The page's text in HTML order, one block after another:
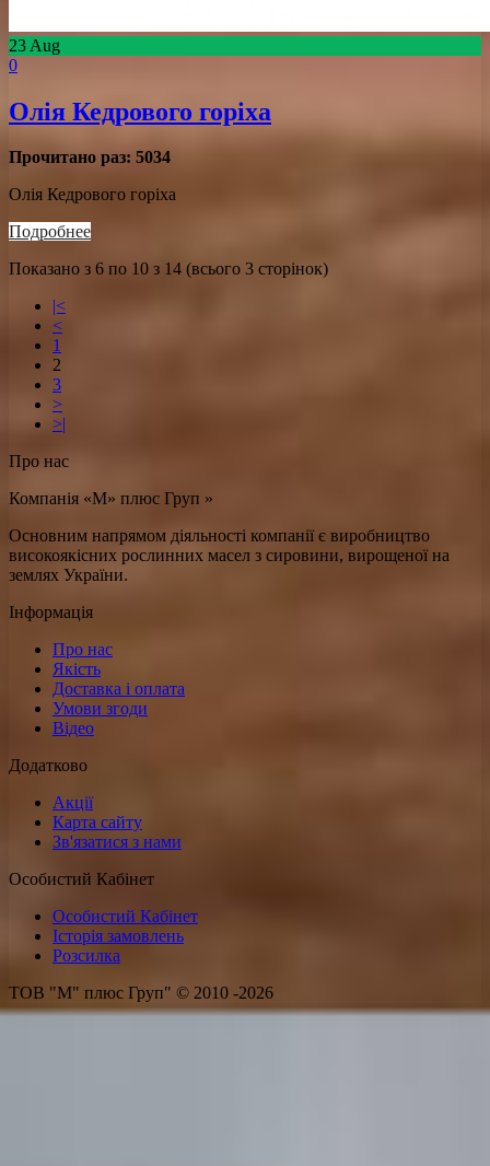
23 Aug
0
Олія Кедрового горіха
Прочитано раз: 5034
Олія Кедрового горіха
Подробнее
Показано з 6 по 10 з 14 (всього 3 сторінок)
|<
<
1
2
3
>
>|
Про нас
Компанія «М» плюс Груп »
Основним напрямом діяльності компанії є виробництво
високоякісних рослинних масел з сировини, вирощеної на
землях України.
Інформація
Про нас
Якість
Доставка і оплата
Умови згоди
Відео
Додатково
Акції
Карта сайту
Зв'язатися з нами
Особистий Кабінет
Особистий Кабінет
Історія замовлень
Розсилка
ТОВ "М" плюс Груп" © 2010 -2026